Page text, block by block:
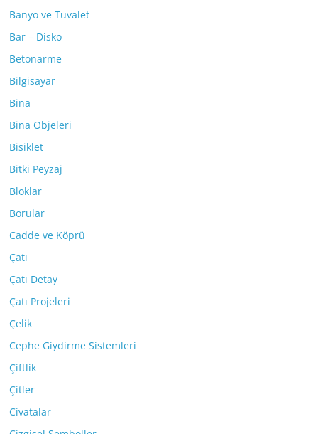
Banyo ve Tuvalet
Bar – Disko
Betonarme
Bilgisayar
Bina
Bina Objeleri
Bisiklet
Bitki Peyzaj
Bloklar
Borular
Cadde ve Köprü
Çatı
Çatı Detay
Çatı Projeleri
Çelik
Cephe Giydirme Sistemleri
Çiftlik
Çitler
Civatalar